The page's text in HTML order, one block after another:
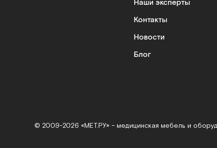
Наши эксперты
Контакты
Новости
Блог
© 2009-2026 «МЕТ.РУ» – медицинская мебель и